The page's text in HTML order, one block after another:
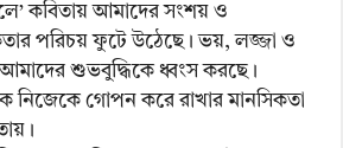
কবিতায় আমাদের সংশয় ও
পরিচয় ফুটে উঠেছে। ভয়, লজ্জা ও
শুভবুদ্ধিকে ধ্বংস করছে।
নিজেকে গোপন করে রাখার মানসিকতা